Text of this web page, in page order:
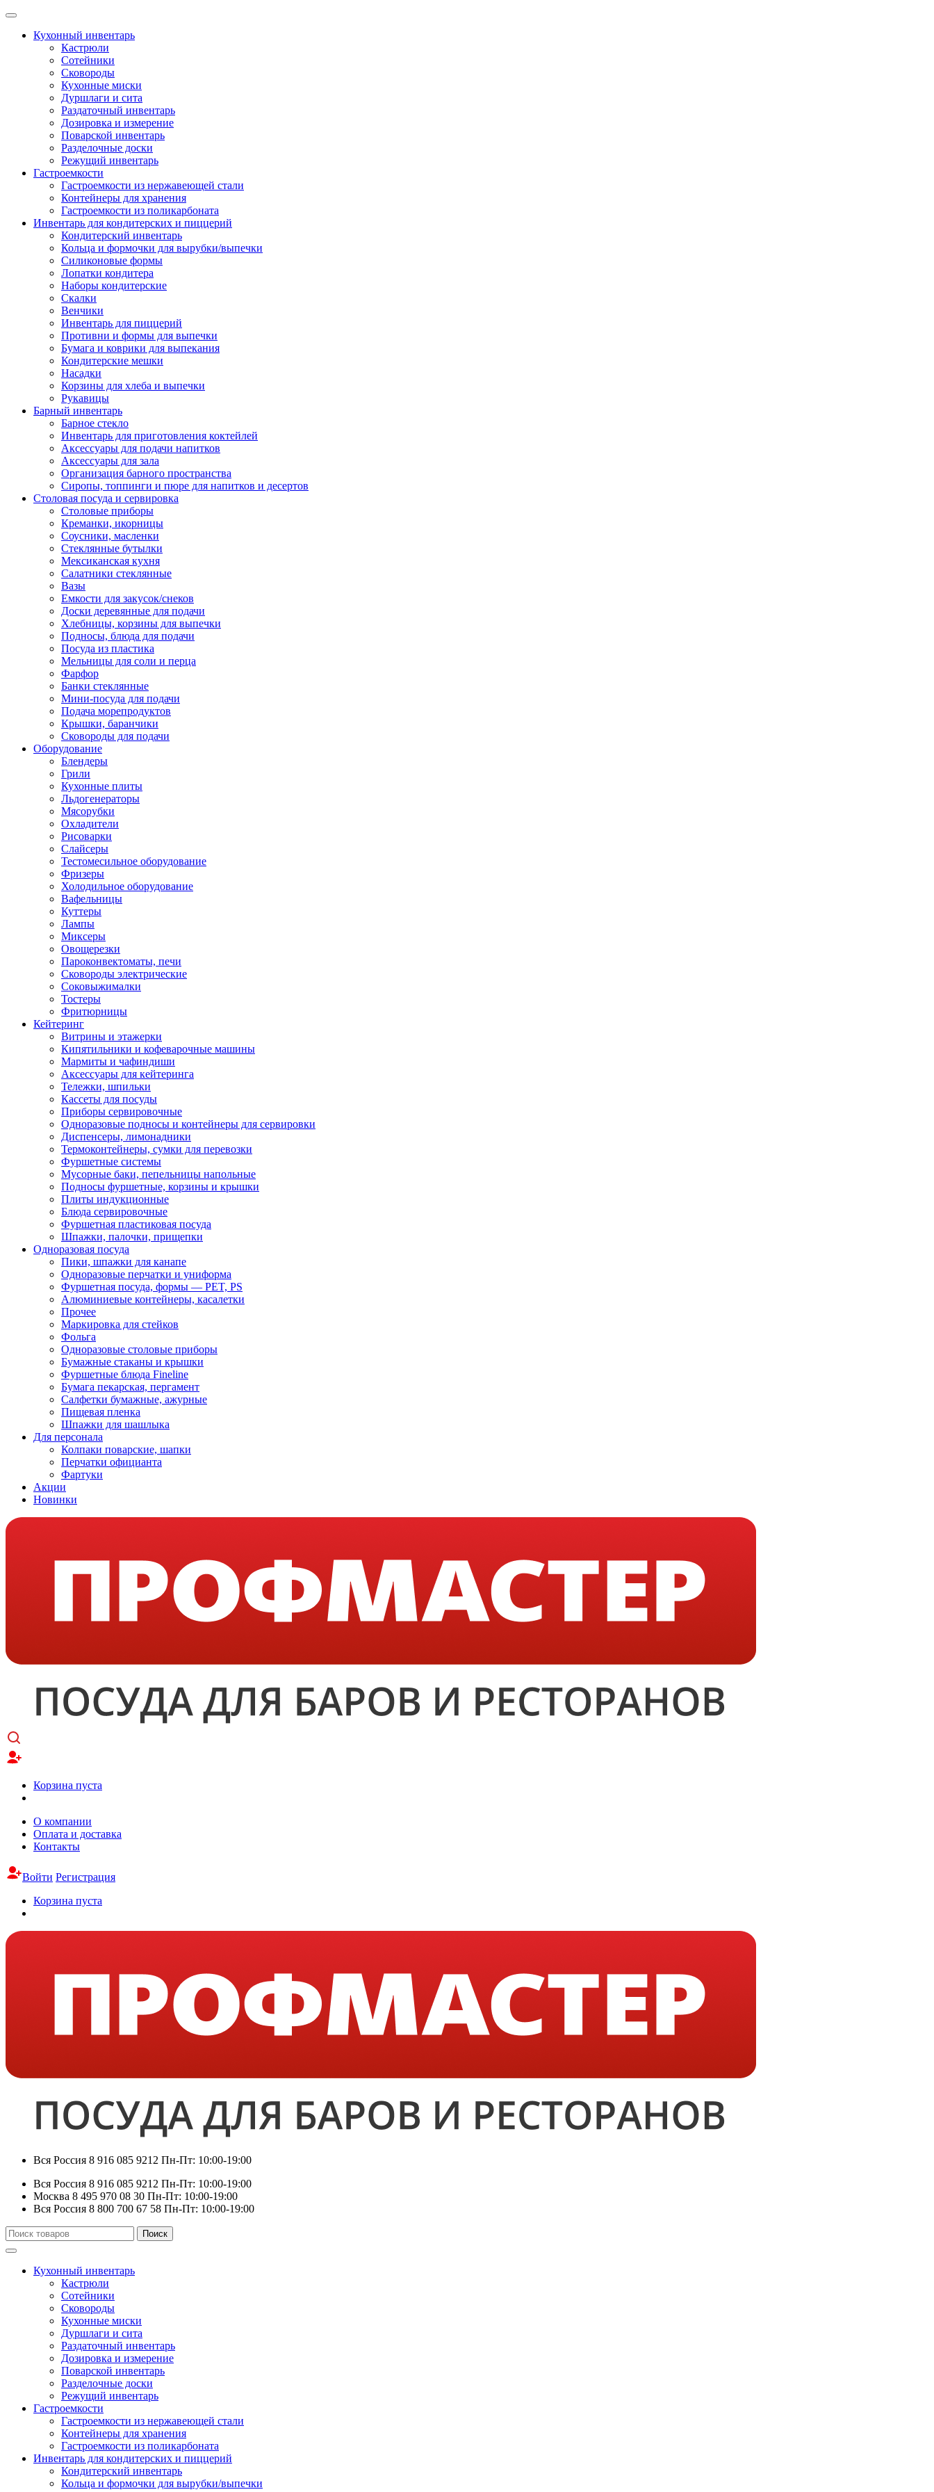
Skip
contentКухонный инвентарь
Кастрюли
Сотейники
Сковороды
Кухонные миски
Дуршлаги и сита
Раздаточный инвентарь
Дозировка и измерение
Поварской инвентарь
Разделочные доски
Режущий инвентарь
Гастроемкости
Гастроемкости из нержавеющей стали
Контейнеры для хранения
Гастроемкости из поликарбоната
Инвентарь для кондитерских и пиццерий
Кондитерский инвентарь
Кольца и формочки для вырубки/выпечки
Силиконовые формы
Лопатки кондитера
Наборы кондитерские
Скалки
Венчики
Инвентарь для пиццерий
Противни и формы для выпечки
Бумага и коврики для выпекания
Кондитерские мешки
Насадки
Корзины для хлеба и выпечки
Рукавицы
Барный инвентарь
Барное стекло
Инвентарь для приготовления коктейлей
Аксессуары для подачи напитков
Аксессуары для зала
Организация барного пространства
Сиропы, топпинги и пюре для напитков и десертов
Столовая посуда и сервировка
Столовые приборы
Креманки, икорницы
Соусники, масленки
Стеклянные бутылки
Мексиканская кухня
Салатники стеклянные
Вазы
Емкости для закусок/снеков
Доски деревянные для подачи
Хлебницы, корзины для выпечки
Подносы, блюда для подачи
Посуда из пластика
Мельницы для соли и перца
Фарфор
Банки стеклянные
Мини-посуда для подачи
Подача морепродуктов
Крышки, баранчики
Сковороды для подачи
Оборудование
Блендеры
Грили
Кухонные плиты
Льдогенераторы
Мясорубки
Охладители
Рисоварки
Слайсеры
Тестомесильное оборудование
Фризеры
Холодильное оборудование
Вафельницы
Куттеры
Лампы
Миксеры
Овощерезки
Пароконвектоматы, печи
Сковороды электрические
Соковыжималки
Тостеры
Фритюрницы
Кейтеринг
Витрины и этажерки
Кипятильники и кофеварочные машины
Мармиты и чафиндиши
Аксессуары для кейтеринга
Тележки, шпильки
Кассеты для посуды
Приборы сервировочные
Одноразовые подносы и контейнеры для сервировки
Диспенсеры, лимонадники
Термоконтейнеры, сумки для перевозки
Фуршетные системы
Мусорные баки, пепельницы напольные
Подносы фуршетные, корзины и крышки
Плиты индукционные
Блюда сервировочные
Фуршетная пластиковая посуда
Шпажки, палочки, прищепки
Одноразовая посуда
Пики, шпажки для канапе
Одноразовые перчатки и униформа
Фуршетная посуда, формы — PET, PS
Алюминиевые контейнеры, касалетки
Прочее
Маркировка для стейков
Фольга
Одноразовые столовые приборы
Бумажные стаканы и крышки
Фуршетные блюда Fineline
Бумага пекарская, пергамент
Салфетки бумажные, ажурные
Пищевая пленка
Шпажки для шашлыка
Для персонала
Колпаки поварские, шапки
Перчатки официанта
Фартуки
Акции
Новинки
Корзина пуста
О компании
Оплата и доставка
Контакты
Войти Регистрация
Корзина пуста
Вся Россия 8 916 085 9212 Пн-Пт: 10:00-19:00
Вся Россия 8 916 085 9212 Пн-Пт: 10:00-19:00
Москва 8 495 970 08 30 Пн-Пт: 10:00-19:00
Вся Россия 8 800 700 67 58 Пн-Пт: 10:00-19:00
Искать:
Поиск
Кухонный инвентарь
Кастрюли
Сотейники
Сковороды
Кухонные миски
Дуршлаги и сита
Раздаточный инвентарь
Дозировка и измерение
Поварской инвентарь
Разделочные доски
Режущий инвентарь
Гастроемкости
Гастроемкости из нержавеющей стали
Контейнеры для хранения
Гастроемкости из поликарбоната
Инвентарь для кондитерских и пиццерий
Кондитерский инвентарь
Кольца и формочки для вырубки/выпечки